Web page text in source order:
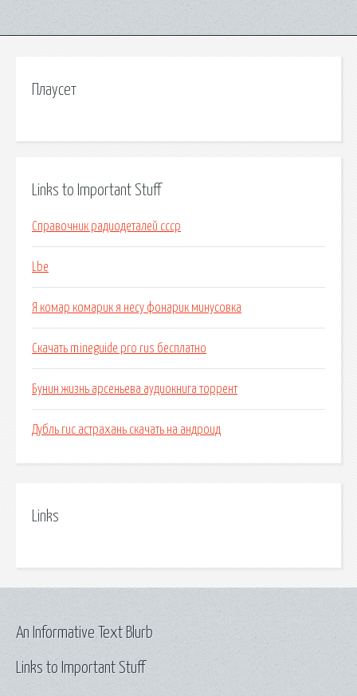
Плаусет
Links to Important Stuff
Справочник радиодеталей ссср
Lbe
Я комар комарик я несу фонарик минусовка
Скачать mineguide pro rus бесплатно
Бунин жизнь арсеньева аудиокнига торрент
Дубль гис астрахань скачать на андроид
Links
Links to Important Stuff
An Informative Text Blurb